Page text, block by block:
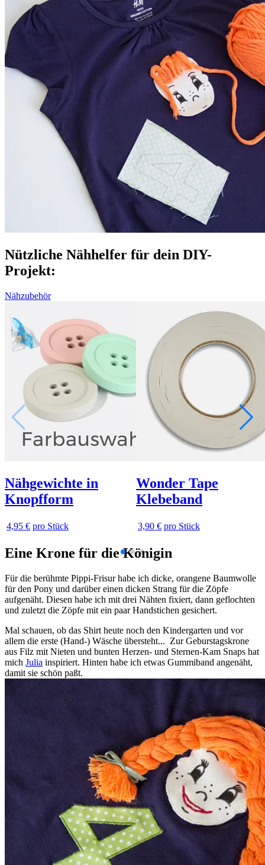
Nützliche Nähhelfer für dein DIY-
Projekt:
Nähzubehör
Nähgewichte in
Knopfform
4,95 € pro Stück
Wonder Tape
Klebeband
3,90 € pro Stück
Eine Krone für die Königin
Für die berühmte Pippi-Frisur habe ich dicke, orangene Baumwolle
für den Pony und darüber einen dicken Strang für die Zöpfe
aufgenäht. Diesen habe ich mit drei Nähten fixiert, dann geflochten
und zuletzt die Zöpfe mit ein paar Handstichen gesichert.
Mal schauen, ob das Shirt heute noch den Kindergarten und vor
allem die erste (Hand-) Wäsche übersteht... Zur Geburstagskrone
aus Filz mit Nieten und bunten Herzen- und Sternen-Kam Snaps hat
mich Julia inspiriert. Hinten habe ich etwas Gummiband angenäht,
damit sie schön paßt.